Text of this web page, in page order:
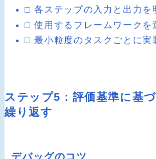
□ 各ステップの入力と出力を
□ 使用するフレームワークを
□ 最小粒度のタスクごとに実
ステップ5：評価基準に基
繰り返す
デバッグのコツ